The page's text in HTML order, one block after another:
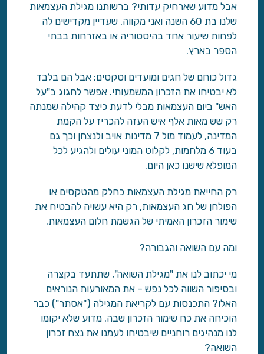
אבל מדוע שארחיק עדותי? ברשותנו מגילת העצמאות
שלנו בת 60 השנה ואני מקווה, שעדיין מקדישים לה
לפחות שיעור אחד בהיסטוריה או באזרחות בבתי
הספר בארץ.
גדול כוחם של חגים ומועדים וטקסים; אבל הם בלבד
לא יבטיחו את הזכרון המשמעותי. אפשר לחגוג ב"על
האש" ביום העצמאות מבלי לדעת כיצד קהילה שמנתה
רק שש מאות אלף איש העזה להכריז על הקמת
המדינה, לעמוד מול 7 מדינות אויב ולנצחן וכך גם
בעוד 6 מלחמות, לקלוט המוני עולים ולהגיע לכל
המופלא שישנו כאן היום.
רק החייאת מגילת העצמאות כחלק מהטקסים או
הפולחן של חג העצמאות, רק היא עשויה להבטיח את
שימור הזכרון האמיתי של הגשמת חלום העצמאות.
ומה עם השואה והגבורה?
מי יכתוב לנו את "מגילת השואה", שתתעד בקצרה
ובסיפור השווה לכל נפש – את המאורעות הנוראים
האלו? התכנסות עם לקריאת המגילה ("אסתר") כבר
הוכיחה את כח שימור הזכרון שבה. מדוע שלא יקומו
לנו מנהיגים רוחניים שיבטיחו לעמנו את נצח זכרון
השואה?